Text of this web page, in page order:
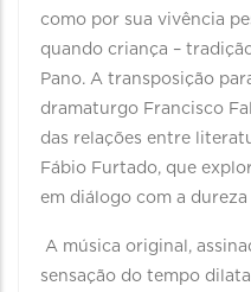
como por sua vivência
quando criança –
Pano. A transposição
dramaturgo Francisco
das relações entre
Fábio Furtado, que
em diálogo com a
A música original,
sensação do tempo